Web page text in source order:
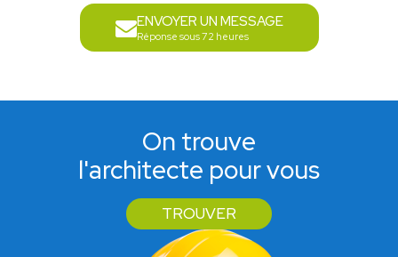
ENVOYER UN MESSAGE
Réponse sous 72 heures
On trouve
l'architecte pour vous
TROUVER